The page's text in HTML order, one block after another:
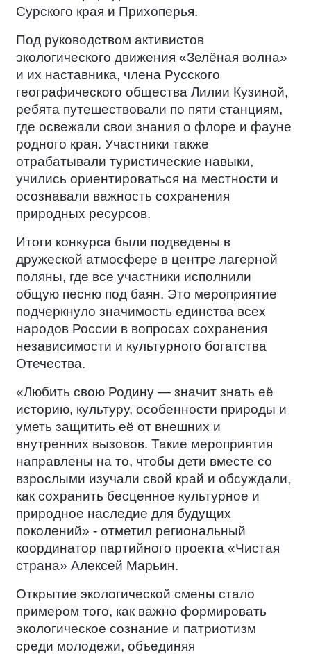
Сурского края и Прихоперья.
Под руководством активистов
экологического движения «Зелёная волна»
и их наставника, члена Русского
географического общества Лилии Кузиной,
ребята путешествовали по пяти станциям,
где освежали свои знания о флоре и фауне
родного края. Участники также
отрабатывали туристические навыки,
учились ориентироваться на местности и
осознавали важность сохранения
природных ресурсов.
Итоги конкурса были подведены в
дружеской атмосфере в центре лагерной
поляны, где все участники исполнили
общую песню под баян. Это мероприятие
подчеркнуло значимость единства всех
народов России в вопросах сохранения
независимости и культурного богатства
Отечества.
«Любить свою Родину — значит знать её
историю, культуру, особенности природы и
уметь защитить её от внешних и
внутренних вызовов. Такие мероприятия
направлены на то, чтобы дети вместе со
взрослыми изучали свой край и обсуждали,
как сохранить бесценное культурное и
природное наследие для будущих
поколений» - отметил региональный
координатор партийного проекта «Чистая
страна» Алексей Марьин.
Открытие экологической смены стало
примером того, как важно формировать
экологическое сознание и патриотизм
среди молодежи, объединяя